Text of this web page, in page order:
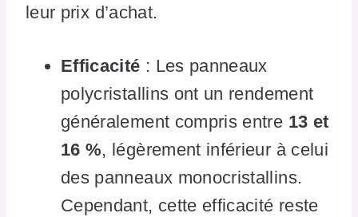
leur prix d’achat.
Efficacité : Les panneaux
polycristallins ont un rendement
généralement compris entre 13 et
16 %, légèrement inférieur à celui
des panneaux monocristallins.
Cependant, cette efficacité reste